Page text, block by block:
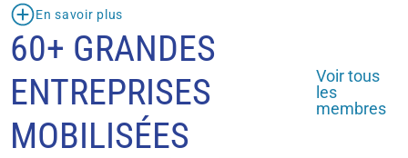
En savoir plus
60+ GRANDES
ENTREPRISES
MOBILISÉES
Voir tous
les
membres